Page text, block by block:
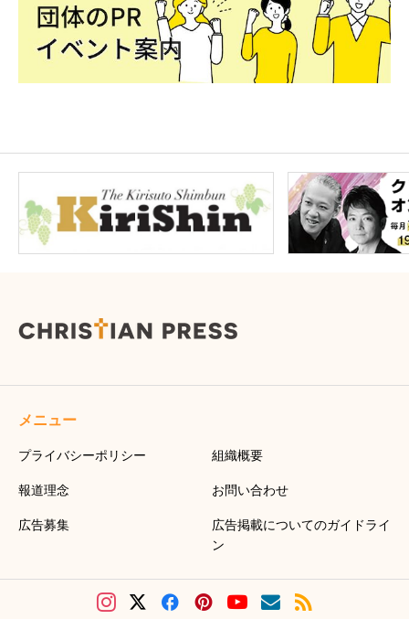
メニュー
プライバシーポリシー 組織概要
報道理念 お問い合わせ
広告募集
広告掲載についてのガイドライ
ン